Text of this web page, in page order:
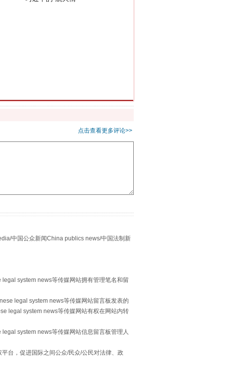
“谁都不怕”的他落马了
点击查看更多评论>>
中国公众新闻China publics news/中国法制新
system news等传媒网站拥有管理笔名和留
legal system news等传媒网站留言板发表的
legal system news等传媒网站有权在网站内转
system news等传媒网站信息留言板管理人
台，促进国际之间公众/民众/公民对法律、政